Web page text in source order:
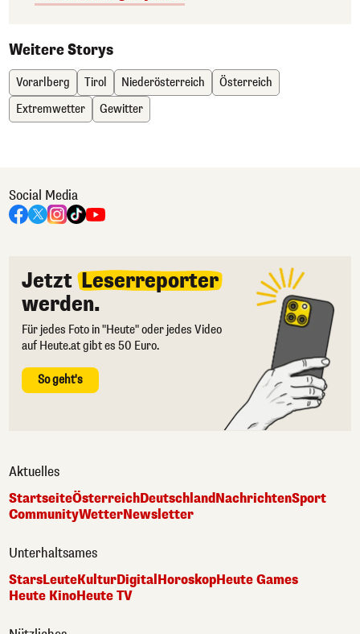
Weitere Storys
Vorarlberg Tirol Niederösterreich
Österreich
Extremwetter
Gewitter
Social Media
Jetzt Leserreporter
werden.
Für jedes Foto in "Heute" oder jedes Video
auf Heute.at gibt es 50 Euro.
So geht's
Aktuelles
StartseiteÖsterreichDeutschlandNachrichtenSport
CommunityWetterNewsletter
Unterhaltsames
StarsLeuteKulturDigitalHoroskopHeute Games
Heute KinoHeute TV